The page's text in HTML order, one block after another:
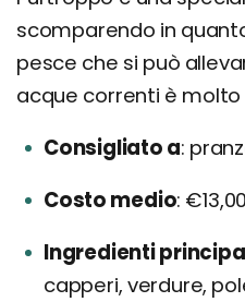
scomparendo in
pesce che si può
acque correnti è molto
Consigliato a
Costo medio €13,00
Ingredienti
capperi, verdure,